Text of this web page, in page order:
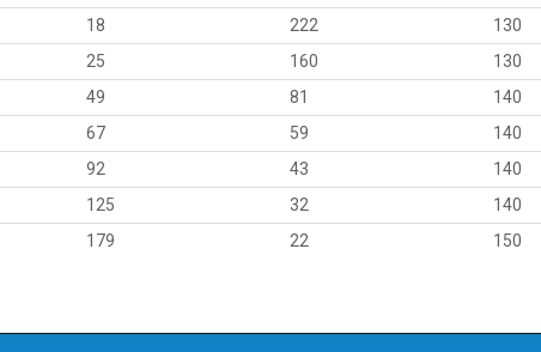
18 222 130
25 160 130
49 81 140
67 59 140
92 43 140
125 32 140
179 22 150